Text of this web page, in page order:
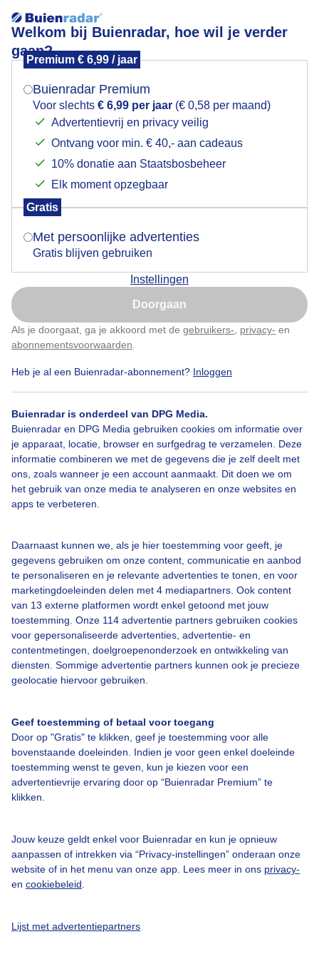
Welkom bij Buienradar, hoe wil je verder
gaan?
Premium € 6,99 / jaar
Buienradar Premium
Voor slechts € 6,99 per jaar (€ 0,58 per maand)
Advertentievrij en privacy veilig
Ontvang voor min. € 40,- aan cadeaus
10% donatie aan Staatsbosbeheer
Elk moment opzegbaar
Gratis
Met persoonlijke advertenties
Gratis blijven gebruiken
Instellingen
Doorgaan
Als je doorgaat, ga je akkoord met de gebruikers- privacy- en
abonnementsvoorwaarden
Heb je al een Buienradar-abonnement? Inloggen
Buienradar is onderdeel van DPG Media.
Buienradar en DPG Media gebruiken cookies om informatie over
je apparaat, locatie, browser en surfgedrag te verzamelen. Deze
informatie combineren we met de gegevens die je zelf deelt met
ons, zoals wanneer je een account aanmaakt. Dit doen we om
het gebruik van onze media te analyseren en onze websites en
apps te verbeteren.
Daarnaast kunnen we, als je hier toestemming voor geeft, je
gegevens gebruiken om onze content, communicatie en aanbod
te personaliseren en je relevante advertenties te tonen, en voor
marketingdoeleinden delen met 4 mediapartners. Ook content
van 13 externe platformen wordt enkel getoond met jouw
toestemming. Onze 114 advertentie partners gebruiken cookies
voor gepersonaliseerde advertenties, advertentie- en
contentmetingen, doelgroepenonderzoek en ontwikkeling van
diensten. Sommige advertentie partners kunnen ook je precieze
geolocatie hiervoor gebruiken.
Geef toestemming of betaal voor toegang
Door op "Gratis" te klikken, geef je toestemming voor alle
bovenstaande doeleinden. Indien je voor geen enkel doeleinde
toestemming wenst te geven, kun je kiezen voor een
advertentievrije ervaring door op “Buienradar Premium” te
klikken.
Jouw keuze geldt enkel voor Buienradar en kun je opnieuw
aanpassen of intrekken via “Privacy-instellingen” onderaan onze
website of in het menu van onze app. Lees meer in ons privacy-
en cookiebeleid
Lijst met advertentiepartners
heerlijk weer om met het paard erop uit te gaan
Door: Astrid Wiessner Hoog
Bekijk slideshow
Een moment geduld aub...
Over Buienradar
Contact
Toegankelijkheid
Gebruikersvoorwaarden
Buienradar Team
Privacy beleid
Cookie beleid
Gratis weerdata
Mogen we je locatie gebruiken voor het
Indien je hier nog geen akkoord op hebt gegeven,
verschijnt er zo een pop-up uit je browser waarin
Is goed, toon de popup
Nu niet, misschien later
Klik hierom dit aan te passen